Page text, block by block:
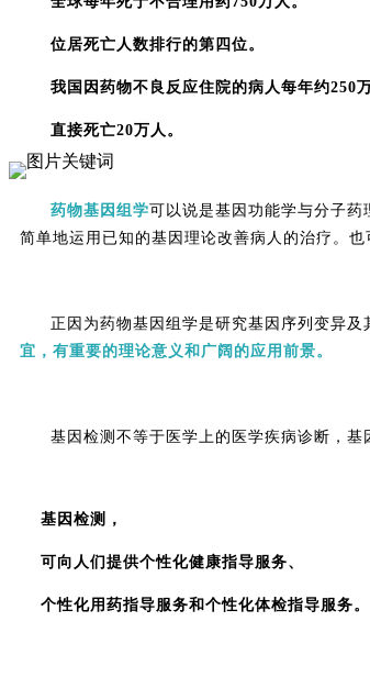
位居死亡人数排行的第四位。
我国因药物不良反应住院的病人每年约250
直接死亡20万人。
药物基因组学可以说是基因功能学与分子
简单地运用已知的基因理论改善病人的治疗。
正因为药物基因组学是研究基因序列变异
宜，有重要的理论意义和广阔的应用前景。
基因检测不等于医学上的医学疾病诊断，
基因检测，
可向人们提供个性化健康指导服务、
个性化用药指导服务和个性化体检指导服务。